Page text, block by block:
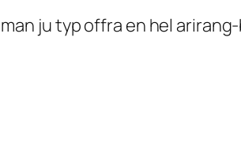
ju typ offra en hel